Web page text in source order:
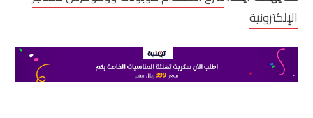
الإلكترونية